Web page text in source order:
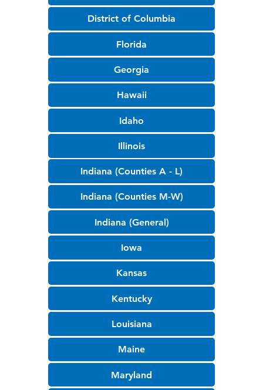
District of Columbia
Florida
Georgia
Hawaii
Idaho
Illinois
Indiana (Counties A - L)
Indiana (Counties M-W)
Indiana (General)
Iowa
Kansas
Kentucky
Louisiana
Maine
Maryland